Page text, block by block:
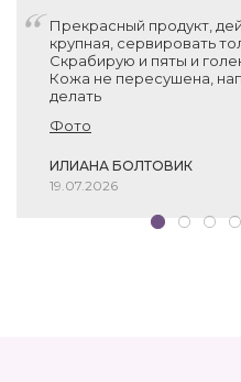
Прекрасный продукт,
крупная, сервировать
Скрабирую и пяты и
Кожа не пересушена,
делать
Фото
ИЛИАНА БОЛТОВИК
19.07.2026